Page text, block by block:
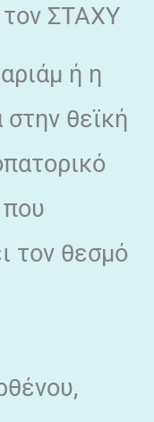
ΣΤΑΧΥ
ή η
θεϊκή
που
τον θεσμό